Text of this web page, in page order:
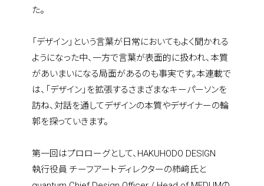
た。
「デザイン」という言葉が日常においてもよく聞かれる
ようになった中、一方で言葉が表面的に扱われ、本質
があいまいになる局面があるのも事実です。本連載で
は、「デザイン」を拡張するさまざまなキーパーソンを
訪ね、対話を通してデザインの本質やデザイナーの輪
郭を探っていきます。
第一回はプロローグとして、HAKUHODO DESIGN
執行役員 チーフアートディレクターの柿﨑氏と